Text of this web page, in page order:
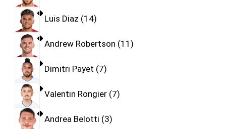
Luis Diaz 14
Andrew Robertson 11
Dimitri Payet 7
Valentin Rongier 7
Andrea Belotti 3